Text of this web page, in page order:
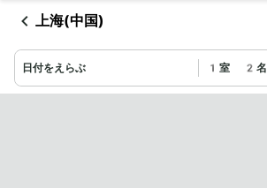
上海(中国)
日付をえらぶ 1室 2名